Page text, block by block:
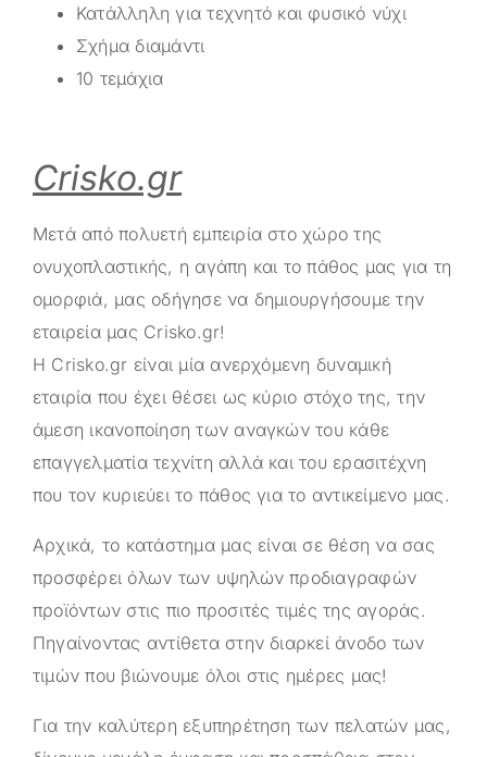
Κατάλληλη για τεχνητό και φυσικό νύχι
Σχήμα διαμάντι
10 τεμάχια
Crisko.gr
Μετά από πολυετή εμπειρία στο χώρο της
ονυχοπλαστικής, η αγάπη και το πάθος μας για τη
ομορφιά, μας οδήγησε να δημιουργήσουμε την
εταιρεία μας Crisko.gr!
Η Crisko.gr είναι μία ανερχόμενη δυναμική
εταιρία που έχει θέσει ως κύριο στόχο της, την
άμεση ικανοποίηση των αναγκών του κάθε
επαγγελματία τεχνίτη αλλά και του ερασιτέχνη
που τον κυριεύει το πάθος για το αντικείμενο μας.
Αρχικά, το κατάστημα μας είναι σε θέση να σας
προσφέρει όλων των υψηλών προδιαγραφών
προϊόντων στις πιο προσιτές τιμές της αγοράς.
Πηγαίνοντας αντίθετα στην διαρκεί άνοδο των
τιμών που βιώνουμε όλοι στις ημέρες μας!
Για την καλύτερη εξυπηρέτηση των πελατών μας,